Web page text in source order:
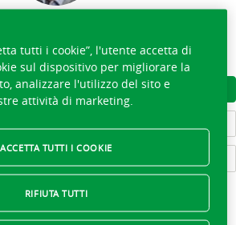
DA VISITA
tutti i cookie”, l'utente accetta di
sul dispositivo per migliorare la
analizzare l'utilizzo del sito e
attività di marketing.
RIFIUTA TUTTI
ACCETTA TUTTI I COOKIE